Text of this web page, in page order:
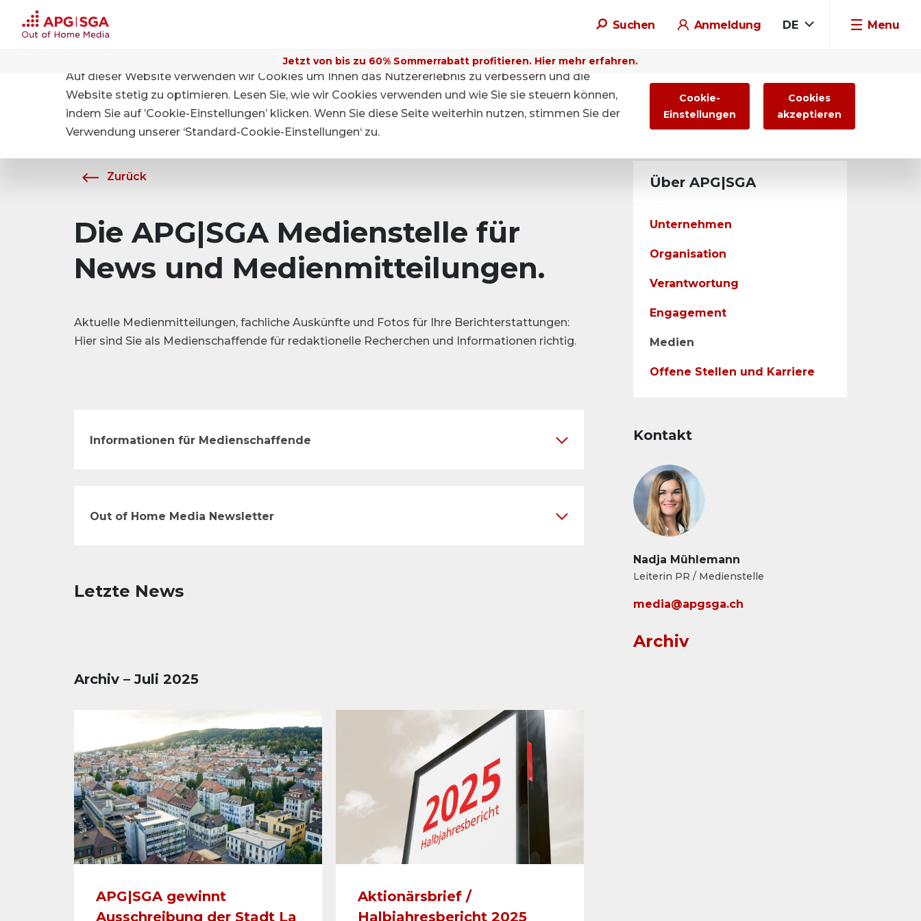
Suchen Anmeldung DE Menu
Jetzt von bis zu 60% Sommerrabatt profitieren. Hier mehr erfahren.
Über APG|SGA Medien
Zurück
Die APG|SGA Medienstelle für
News und Medienmitteilungen.
Aktuelle Medienmitteilungen, fachliche Auskünfte und Fotos für Ihre Berichterstattungen:
Hier sind Sie als Medienschaffende für redaktionelle Recherchen und Informationen richtig.
Informationen für Medienschaffende
Out of Home Media Newsletter
Letzte News
Archiv – Juli 2025
APG|SGA gewinnt
Ausschreibung der Stadt La
Aktionärsbrief /
Halbjahresbericht 2025
Über APG|SGA
Unternehmen
Organisation
Verantwortung
Engagement
Medien
Offene Stellen und Karriere
Kontakt
Nadja Mühlemann
Leiterin PR / Medienstelle
media@apgsga.ch
Archiv
Auf dieser Website verwenden wir Cookies um Ihnen das Nutzererlebnis zu verbessern und die
Website stetig zu optimieren. Lesen Sie, wie wir Cookies verwenden und wie Sie sie steuern können,
indem Sie auf ’Cookie-Einstellungen’ klicken. Wenn Sie diese Seite weiterhin nutzen, stimmen Sie der
Verwendung unserer ‘Standard-Cookie-Einstellungen‘ zu.
Cookie-
Einstellungen
Cookies
akzeptieren